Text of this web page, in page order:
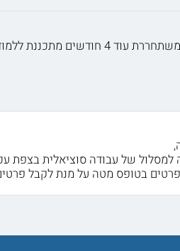
של עבודה סוציאלית בצפת
בטופס מטה על מנת לקבל